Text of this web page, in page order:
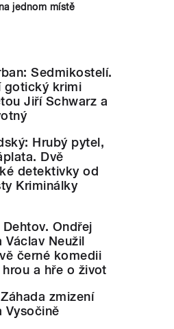
jednom místě
Sedmikostelí.
gotický krimi
Jiří Schwarz a
Hrubý pytel,
Dvě
detektivky od
Kriminálky
Dehtov. Ondřej
Václav Neužil
černé komedii
a hře o život
zmizení
Vysočině